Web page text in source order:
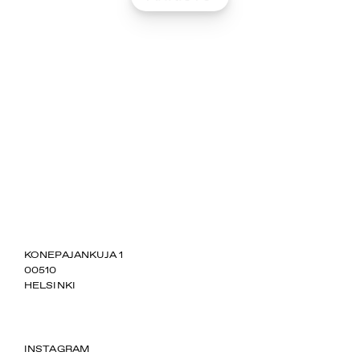
SUOMIAREENA
KONEPAJANKUJA 1
00510
HELSINKI
INSTAGRAM